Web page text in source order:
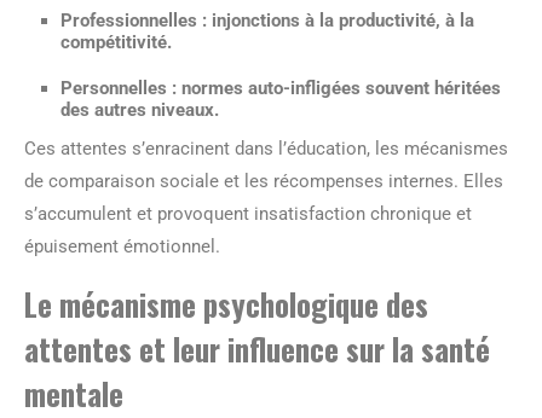
Professionnelles : injonctions à la productivité, à la
compétitivité.
Personnelles : normes auto-infligées souvent héritées
des autres niveaux.
Ces attentes s’enracinent dans l’éducation, les mécanismes
de comparaison sociale et les récompenses internes. Elles
s’accumulent et provoquent insatisfaction chronique et
épuisement émotionnel.
Le mécanisme psychologique des
attentes et leur influence sur la santé
mentale